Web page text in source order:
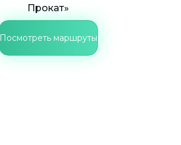
Прокат»
Посмотреть маршруты